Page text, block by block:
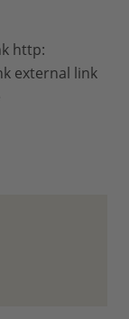
http:
external link